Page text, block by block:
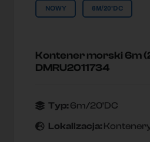
NOWY 6M/20'DC
Kontener morski 6m
DMRU2011734
Typ: 6m/20'DC
Lokallzacja: